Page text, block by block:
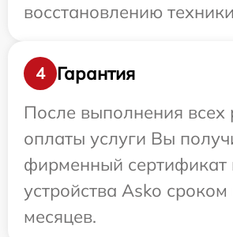
восстановлению
4
Гарантия
После выполнения всех
оплаты услуги Вы
фирменный сертификат
устройства Asko
месяцев.